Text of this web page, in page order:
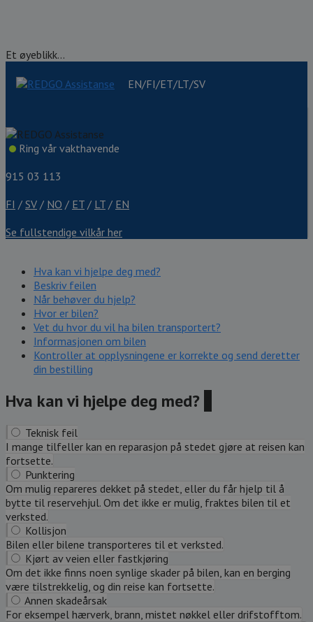
Et øyeblikk...
EN/FI/ET/LT/SV
Ring vår vakthavende
915 03 113
FI / SV / NO / ET / LT / EN
Se fullstendige vilkår her
Hva kan vi hjelpe deg med?
Beskriv feilen
Når behøver du hjelp?
Hvor er bilen?
Vet du hvor du vil ha bilen transportert?
Informasjonen om bilen
Kontroller at opplysningene er korrekte og send deretter
din bestilling
Hva kan vi hjelpe deg med?
Teknisk feil
I mange tilfeller kan en reparasjon på stedet gjøre at reisen kan
fortsette.
Punktering
Om mulig repareres dekket på stedet, eller du får hjelp til å
bytte til reservehjul. Om det ikke er mulig, fraktes bilen til et
verksted.
Kollisjon
Bilen eller bilene transporteres til et verksted.
Kjørt av veien eller fastkjøring
Om det ikke finns noen synlige skader på bilen, kan en berging
være tilstrekkelig, og din reise kan fortsette.
Annen skadeårsak
For eksempel hærverk, brann, mistet nøkkel eller drifstofftom.